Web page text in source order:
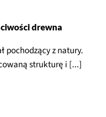
drewna
pochodzący z natury.
strukturę i [...]